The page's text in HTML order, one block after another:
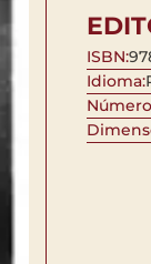
ISBN:
Idioma: